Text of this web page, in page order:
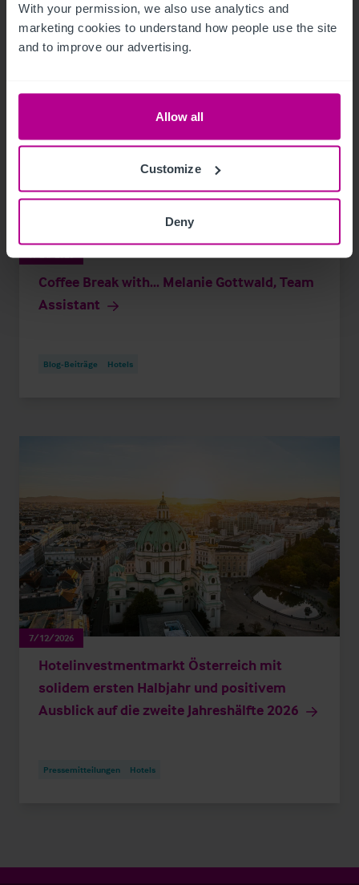
With your permission, we also use analytics and
marketing cookies to understand how people use the site
and to improve our advertising.
Allow all
Customize
Deny
7/24/2026
Coffee Break with... Melanie Gottwald, Team
Assistant
Blog-Beiträge Hotels
7/12/2026
Hotelinvestmentmarkt Österreich mit
solidem ersten Halbjahr und positivem
Ausblick auf die zweite Jahreshälfte 2026
Pressemitteilungen Hotels